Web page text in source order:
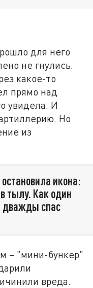
для него
не гнулись.
какое-то
прямо над
увидела. И
Но
из
икона:
тылу. Как один
дважды спас
– "мини-бункер"
вреда.